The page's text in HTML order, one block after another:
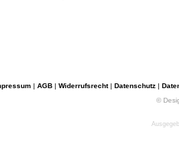
| AGB | Widerrufsrecht| Datenschutz |
©